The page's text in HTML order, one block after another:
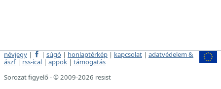
névjegy | | súgó | honlaptérkép | kapcsolat | adatvédelem &
ászf | rss-ical | appok | támogatás
Sorozat figyelő - © 2009-2026 resist